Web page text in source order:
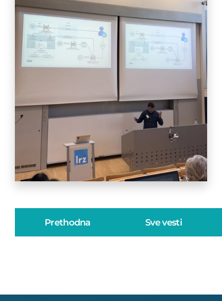
Prethodna Sve vesti